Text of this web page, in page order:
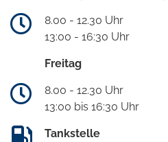
8.00 - 12.30 Uhr
13:00 - 16:30 Uhr
Freitag
8.00 - 12.30 Uhr
13:00 bis 16:30 Uhr
Tankstelle